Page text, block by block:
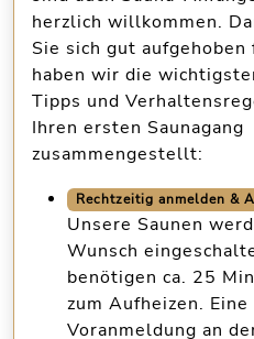
herzlich willkommen.
Sie sich gut aufgehoben
haben wir die
Tipps und
Ihren ersten Saunagang
zusammengestellt:
Rechtzeitig anmelden &
Unsere Saunen
Wunsch
benötigen ca. 25
zum Aufheizen. Eine
Voranmeldung an